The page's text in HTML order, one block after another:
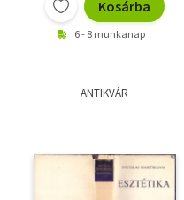
Kosárba
6 - 8 munkanap
ANTIKVÁR